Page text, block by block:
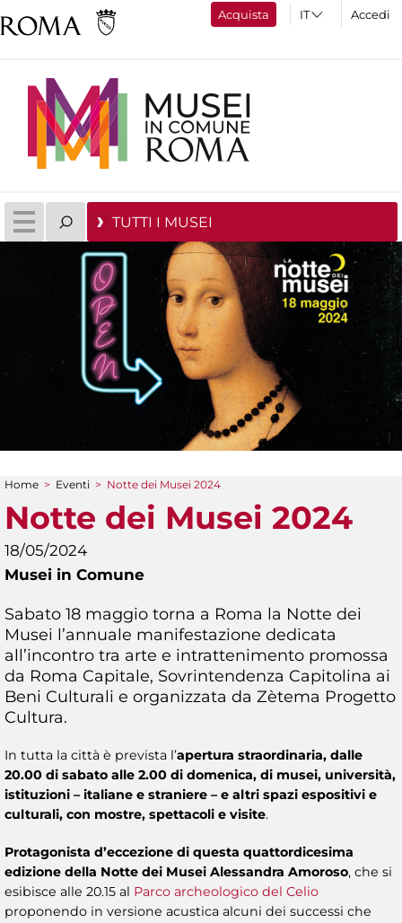
Acquista Accedi
TUTTI I MUSEI
Tu sei qui
Home > Eventi > Notte dei Musei 2024
Notte dei Musei 2024
18/05/2024
Musei in Comune
Sabato 18 maggio torna a Roma la Notte dei
Musei l’annuale manifestazione dedicata
all’incontro tra arte e intrattenimento promossa
da Roma Capitale, Sovrintendenza Capitolina ai
Beni Culturali e organizzata da Zètema Progetto
Cultura.
In tutta la città è prevista l’apertura straordinaria, dalle
20.00 di sabato alle 2.00 di domenica, di musei, università,
istituzioni – italiane e straniere – e altri spazi espositivi e
culturali, con mostre, spettacoli e visite.
Protagonista d’eccezione di questa quattordicesima
edizione della Notte dei Musei Alessandra Amoroso, che si
esibisce alle 20.15 al Parco archeologico del Celio
proponendo in versione acustica alcuni dei successi che